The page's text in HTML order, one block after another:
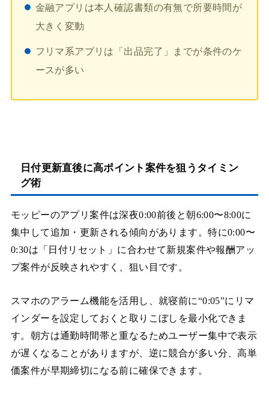
金融アプリは本人確認書類の有無で所要時間が
大きく変動
フリマ系アプリは「出品完了」までが条件のケ
ースが多い
日付更新直後に高ポイント案件を狙うタイミン
グ術
モッピーのアプリ案件は深夜0:00前後と朝6:00〜8:00に
集中して追加・更新される傾向があります。特に0:00〜
0:30は「日付リセット」に合わせて新規案件や報酬アッ
プ案件が反映されやすく、狙い目です。
スマホのアラーム機能を活用し、就寝前に“0:05”にリマ
インダーを設定しておくと取りこぼしを最小化できま
す。朝方は通勤時間帯と重なるためユーザー集中で表示
が遅くなることがありますが、逆に競合が多い分、高単
価案件が早期締切になる前に確保できます。